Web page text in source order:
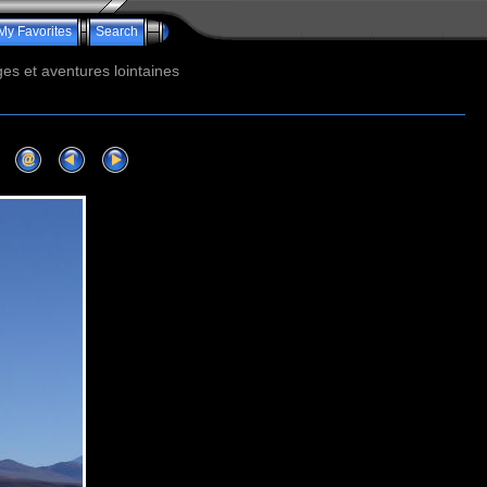
Favorites Search
et aventures lointaines